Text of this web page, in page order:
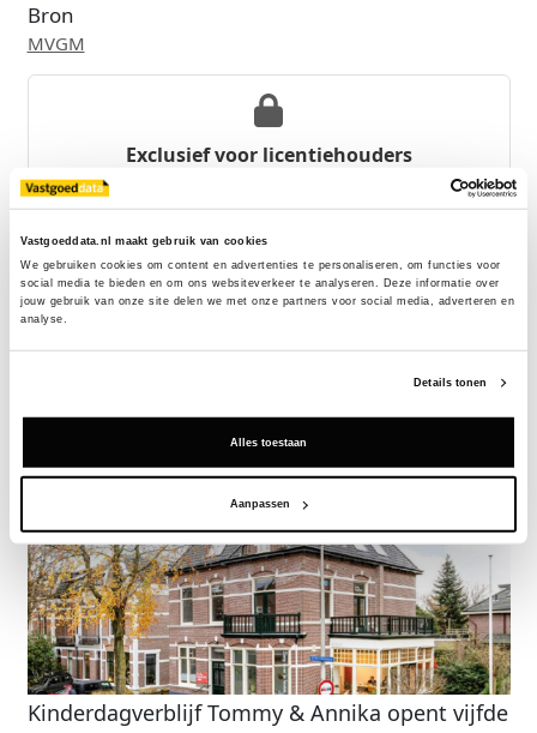
Vastgoeddata.nl maakt gebruik van cookies
We gebruiken cookies om content en advertenties te personaliseren, om functies voor
social media te bieden en om ons websiteverkeer te analyseren. Deze informatie over
jouw gebruik van onze site delen we met onze partners voor social media, adverteren en
analyse.
Details tonen
Alles toestaan
Aanpassen
Bron
MVGM
Exclusief voor licentiehouders
Zie direct welke partijen en panden betrokken zijn bij dit nieuws.
Deze informatie is alleen beschikbaar voor licentiehouders van
Vastgoeddata.
Vraag een demo aan
Gerelateerde nieuwsberichten
Kinderdagverblijf Tommy & Annika opent vijfde